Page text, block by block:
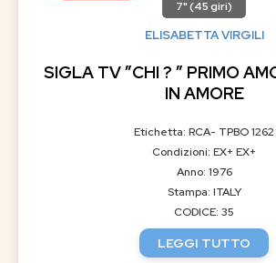
7" (45 giri)
ELISABETTA VIRGILI
SIGLA TV ”CHI ? ” PRIMO
IN AMORE
Etichetta: RCA- TPBO 1262
Condizioni: EX+ EX+
Anno: 1976
Stampa: ITALY
CODICE: 35
LEGGI TUTTO